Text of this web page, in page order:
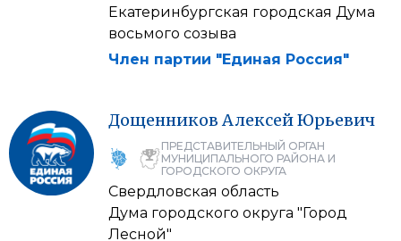
Екатеринбургская городская Дума
восьмого созыва
Член партии "Единая Россия"
Дощенников АлексейЮрьевич
ПРЕДСТАВИТЕЛЬНЫЙ ОРГАН
МУНИЦИПАЛЬНОГО РАЙОНА И
ГОРОДСКОГО ОКРУГА
Свердловская область
Дума городского округа "Город
Лесной"